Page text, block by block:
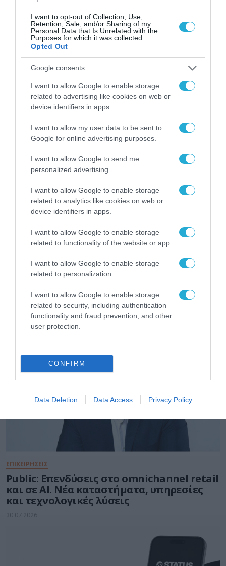
I want to opt-out of Collection, Use,
Retention, Sale, and/or Sharing of my
Personal Data that Is Unrelated with the
Purposes for which it was collected.
Opted Out
Google consents
I want to allow Google to enable storage
related to advertising like cookies on web or
device identifiers in apps.
I want to allow my user data to be sent to
Google for online advertising purposes.
I want to allow Google to send me
personalized advertising.
I want to allow Google to enable storage
related to analytics like cookies on web or
device identifiers in apps.
I want to allow Google to enable storage
related to functionality of the website or app.
I want to allow Google to enable storage
related to personalization.
I want to allow Google to enable storage
related to security, including authentication
functionality and fraud prevention, and other
user protection.
CONFIRM
Data Deletion Data Access Privacy Policy
επανάσταση»
Νέος οδηγός του ΕΚΤ
για τη χρηματοδότηση
των ελληνικών
επιχειρήσεων στον
χώρο της άμυνας
31.07.2026
Η πιο ταξιδιάρικη
βαλίτσα του φετινού
καλοκαιριού έχει την
υπογραφή της Xiaomi
ΟΛΗ Η ΡΟΗ ΕΙΔΗΣΕΩΝ
RETAIL
ΕΠΙΧΕΙΡΗΣΕΙΣ
Public: Επενδύσεις στo omnichannel retail
και σε ΑΙ. Νέα καταστήματα, υπηρεσίες
και τεχνολογικές λύσεις
30.07.2026